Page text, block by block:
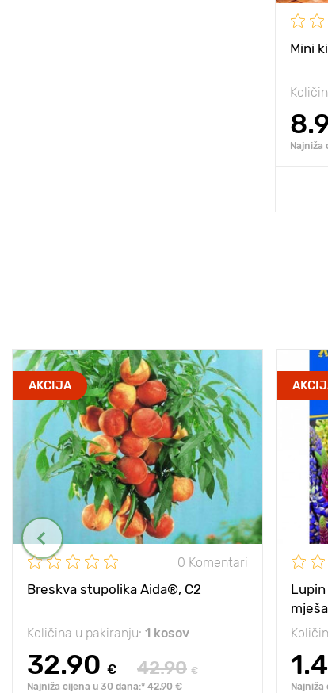
Mini
Najniža
AKCIJA
0 Komentari
Breskva stupolika Aida®, C2
Količina u pakiranju: 1 kosov
32.90 € 42.90 €
Najniža cijena u 30 dana:* 42.90 €
Najniža